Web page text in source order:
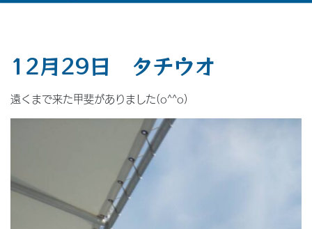
12月29日 タチウオ
遠くまで来た甲斐がありました(o^^o)